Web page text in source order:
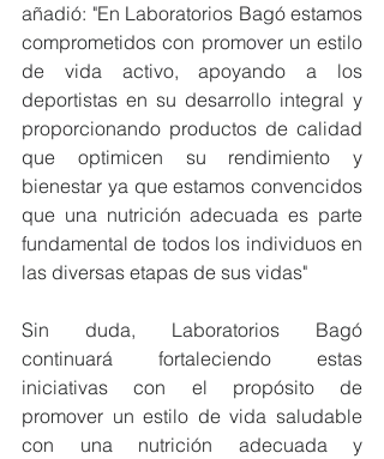
añadió: "En Laboratorios Bagó estamos
comprometidos con promover un estilo
de vida activo, apoyando a los
deportistas en su desarrollo integral y
proporcionando productos de calidad
que optimicen su rendimiento y
bienestar ya que estamos convencidos
que una nutrición adecuada es parte
fundamental de todos los individuos en
las diversas etapas de sus vidas"
Sin duda, Laboratorios Bagó
continuará fortaleciendo estas
iniciativas con el propósito de
promover un estilo de vida saludable
con una nutrición adecuada y